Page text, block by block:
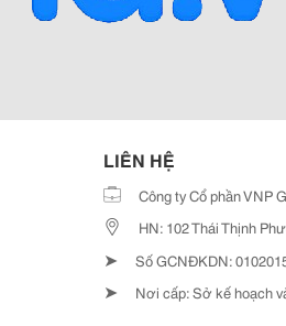
LIÊN HỆ
Công ty Cổ phần VNP
HN: 102 Thái Thịnh
➤ Số GCNĐKDN:
➤ Nơi cấp: Sở kế hoạch